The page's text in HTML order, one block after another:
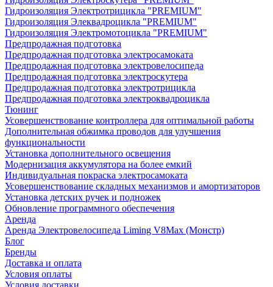
Гидроизоляция Электротрицикла "PREMIUM"
Гидроизоляция Элеквадроцикла "PREMIUM"
Гидроизоляция Электромотоцикла "PREMIUM"
Предпродажная подготовка
Предпродажная подготовка электросамоката
Предпродажная подготовка электровелосипеда
Предпродажная подготовка электроскутера
Предпродажная подготовка электротрицикла
Предпродажная подготовка электроквадроцикла
Тюнинг
Усовершенствование контроллера для оптимальной работы
Дополнительная обжимка проводов для улучшения
функциональности
Установка дополнительного освещения
Модернизация аккумулятора на более емкий
Индивидуальная покраска электросамоката
Усовершенствование складных механизмов и амортизаторов
Установка детских ручек и подножек
Обновление программного обеспечения
Аренда
Аренда Электровелосипеда Liming V8Max (Монстр)
Блог
Бренды
Доставка и оплата
Условия оплаты
Условия доставки